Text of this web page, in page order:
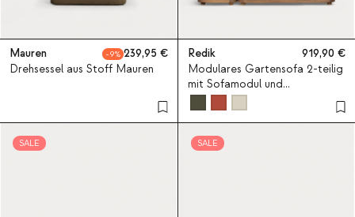
Mauren 9
239,95
Drehsessel aus Stoff Mauren
Redik
919,90
Modulares Gartensofa 2-teilig
mit Sofamodul und
Mittelmodul aus Akazienholz
und Stoff Redik
SALE SALE